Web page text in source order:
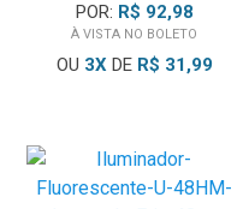
POR: R$ 92,98
À VISTA NO BOLETO
OU 3XDE R$ 31,99